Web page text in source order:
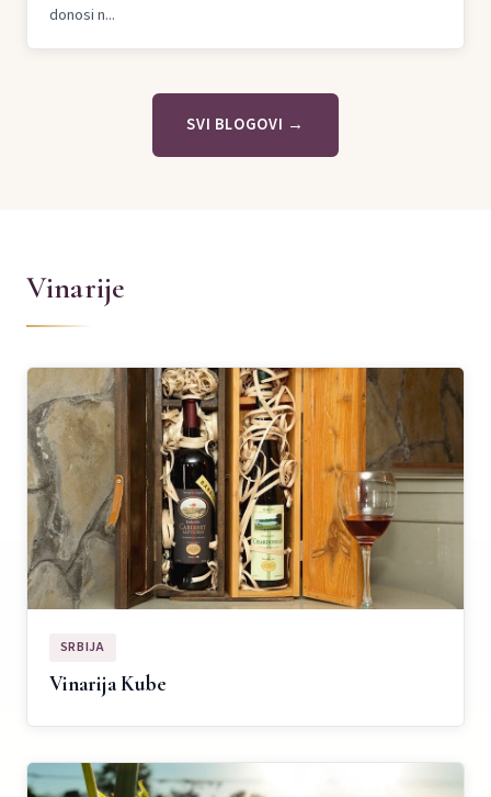
donosi n...
SVI BLOGOVI →
Vinarije
SRBIJA
Vinarija Kube